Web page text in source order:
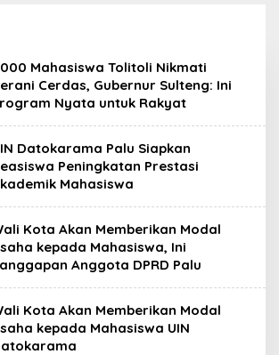
Mahasiswa Tolitoli Nikmati
Cerdas, Gubernur Sulteng: Ini
Nyata untuk Rakyat
Datokarama Palu Siapkan
Peningkatan Prestasi
Mahasiswa
Kota Akan Memberikan Modal
kepada Mahasiswa, Ini
Anggota DPRD Palu
Kota Akan Memberikan Modal
kepada Mahasiswa UIN